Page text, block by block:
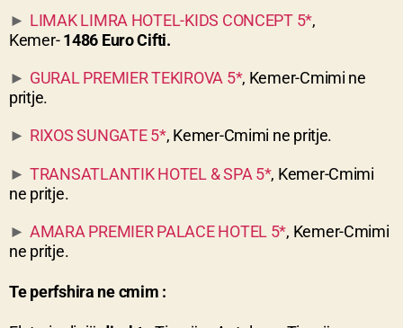
► LIMAK LIMRA HOTEL-KIDS CONCEPT 5*,
Kemer-1486 Euro Cifti.
► GURAL PREMIER TEKIROVA 5*, Kemer-Cmimi ne
pritje.
► RIXOS SUNGATE 5*, Kemer-Cmimi ne pritje.
► TRANSATLANTIK HOTEL & SPA 5*, Kemer-Cmimi
ne pritje.
► AMARA PREMIER PALACE HOTEL 5*, Kemer-Cmimi
ne pritje.
Te perfshira ne cmim :